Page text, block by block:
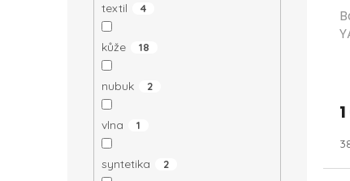
textil 4
kůže 18
nubuk 2
vlna 1
syntetika 2